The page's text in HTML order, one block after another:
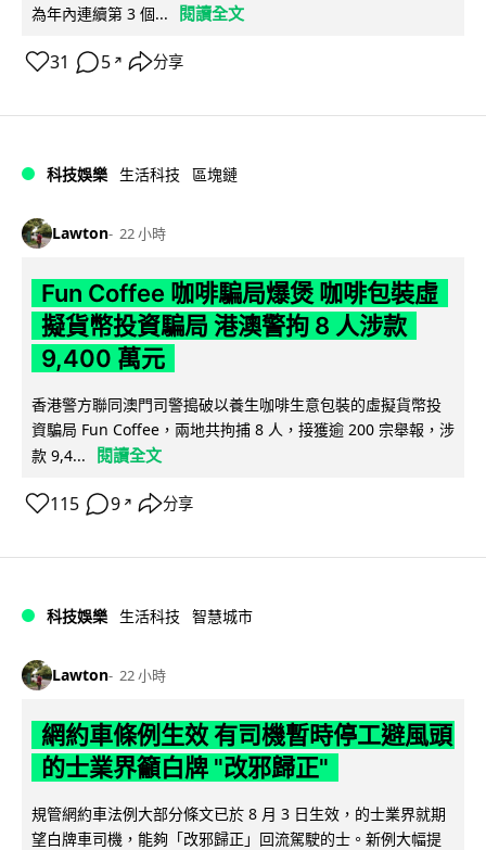
為年內連續第 3 個...
閱讀全文
31 5 ↗ 分享
科技娛樂 生活科技 區塊鏈
Lawton 22 小時
Fun Coffee 咖啡騙局爆煲 咖啡包裝虛
擬貨幣投資騙局 港澳警拘 8 人涉款
9,400 萬元
香港警方聯同澳門司警搗破以養生咖啡生意包裝的虛擬貨幣投
資騙局 Fun Coffee，兩地共拘捕 8 人，接獲逾 200 宗舉報，涉
款 9,4...
閱讀全文
115 9 ↗ 分享
科技娛樂 生活科技 智慧城市
Lawton 22 小時
網約車條例生效 有司機暫時停工避風頭
的士業界籲白牌 "改邪歸正"
規管網約車法例大部分條文已於 8 月 3 日生效，的士業界就期
望白牌車司機，能夠「改邪歸正」回流駕駛的士。新例大幅提